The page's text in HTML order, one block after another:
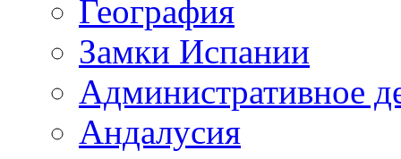
География
Замки Испании
Административное
Андалусия